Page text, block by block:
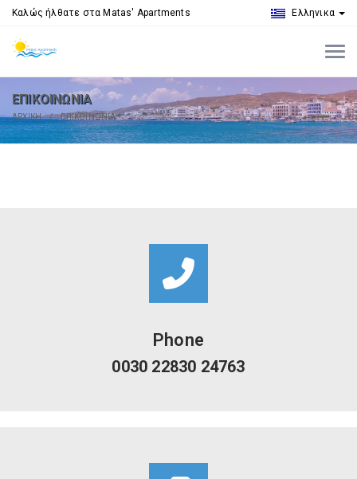
Καλώς ήλθατε στα Matas' Apartments Ελληνικα
ΕΠΙΚΟΙΝΩΝΙΑ
ΑΡΧΙΚΗ ΕΠΙΚΟΙΝΩΝΙΑ
Phone
0030 22830 24763